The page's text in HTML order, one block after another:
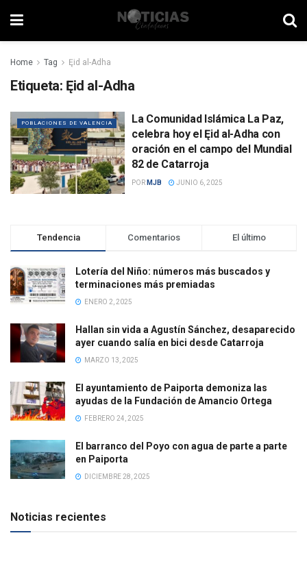
Home Tag Ęid al-Adha
Etiqueta: Ęid al-Adha
POBLACIONES DE VALENCIA
La Comunidad Islámica La Paz,
celebra hoy el Ęid al-Adha con
oración en el campo del Mundial
82 de Catarroja
POR MJB JUNIO 6, 2025
Tendencia Comentarios El último
Lotería del Niño: números más buscados y
terminaciones más premiadas
ENERO 2, 2025
Hallan sin vida a Agustín Sánchez, desaparecido
ayer cuando salía en bici desde Catarroja
MARZO 13, 2025
El ayuntamiento de Paiporta demoniza las
ayudas de la Fundación de Amancio Ortega
FEBRERO 24, 2025
El barranco del Poyo con agua de parte a parte
en Paiporta
DICIEMBRE 28, 2025
Noticias recientes